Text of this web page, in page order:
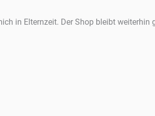
in Elternzeit. Der Shop bleibt